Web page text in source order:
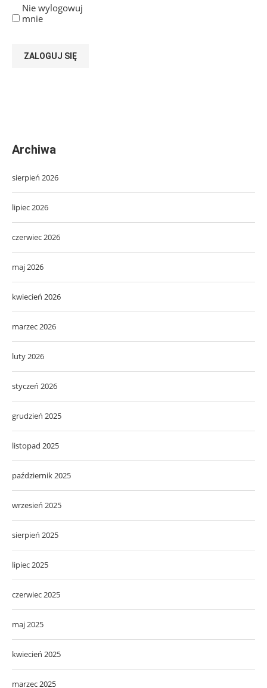
Nie wylogowuj
mnie
ZALOGUJ SIĘ
Archiwa
sierpień 2026
lipiec 2026
czerwiec 2026
maj 2026
kwiecień 2026
marzec 2026
luty 2026
styczeń 2026
grudzień 2025
listopad 2025
październik 2025
wrzesień 2025
sierpień 2025
lipiec 2025
czerwiec 2025
maj 2025
kwiecień 2025
marzec 2025